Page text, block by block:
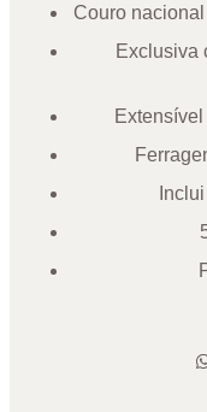
Couro
Exclusiva